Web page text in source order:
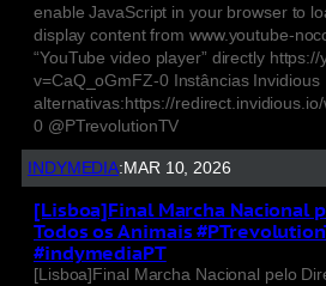
enable JavaScript in your browser to
display content from www.youtube-
“YouTube video player” directly
v=CaQ_oGmFZ-0 Instâncias Invidious
alternativas:https://
0 @PTrevolutionTV
INDYMEDIA: MAR 10, 2026
[Lisboa]Final Marcha Nacional
Todos os Animais
#indymediaPT
[Lisboa]Final Marcha Nacional pelo